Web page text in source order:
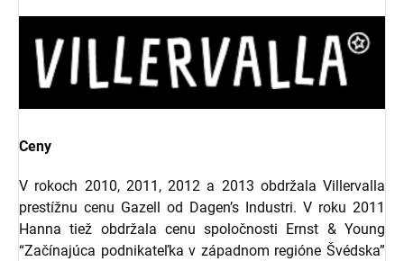
Ceny
V rokoch 2010, 2011, 2012 a 2013 obdržala Villervalla
prestížnu cenu Gazell od Dagen’s Industri. V roku 2011
Hanna tiež obdržala cenu spoločnosti Ernst & Young
“Začínajúca podnikateľka v západnom regióne Švédska”